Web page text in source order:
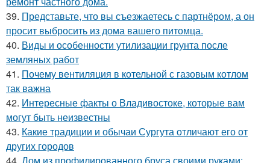
39. Представьте, что вы съезжаетесь с партнёром, а он
просит выбросить из дома вашего питомца.
40. Виды и особенности утилизации грунта после
земляных работ
41. Почему вентиляция в котельной с газовым котлом
так важна
42. Интересные факты о Владивостоке, которые вам
могут быть неизвестны
43. Какие традиции и обычаи Сургута отличают его от
других городов